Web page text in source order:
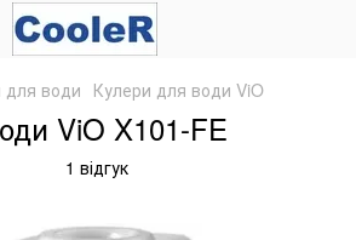
для води Кулери для води ViO
ViO X101-FE
1 відгук